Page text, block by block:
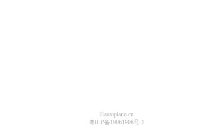
©autopiano.cn
粤ICP备19061906号-1